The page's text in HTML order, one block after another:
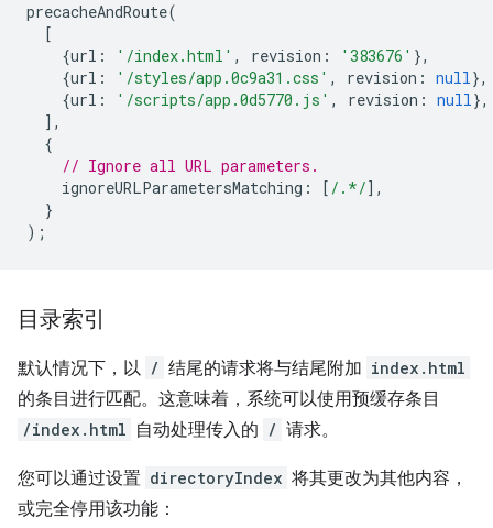
precacheAndRoute(
[
{url : '/index.html' , revision : '383676' },
{url : '/styles/app.0c9a31.css' , revision : null},
{url : '/scripts/app.0d5770.js' , revision : null},
],
{
// Ignore all URL parameters.
ignoreURLParametersMatching : [ /.*/],
}
);
目录索引
默认情况下，以 / 结尾的请求将与结尾附加 index.html
的条目进行匹配。这意味着，系统可以使用预缓存条目
/index.html 自动处理传入的 / 请求。
您可以通过设置 directoryIndex 将其更改为其他内容，
或完全停用该功能：